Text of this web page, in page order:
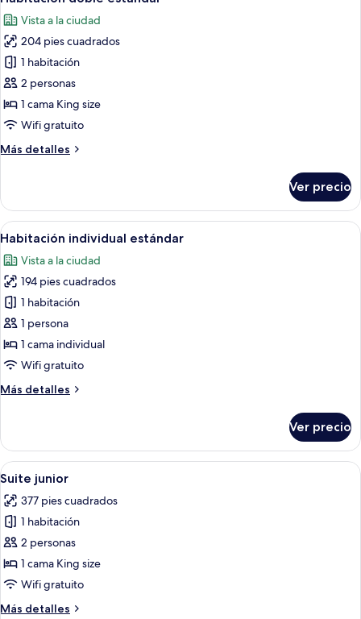
todas
las
fotos
de
Habitación
doble
estándar
Vista a la ciudad
204 pies cuadrados
1 habitación
2 personas
1 cama King size
Wifi gratuito
Más detalles
Más
doble
estándar
Ver precio
Abrir
todas
las
fotos
de
Habitación
individual
estándar
Habitación de hotel con una cama
12
Habitación individual estándar
Vista a la ciudad
194 pies cuadrados
1 habitación
1 persona
1 cama individual
Wifi gratuito
Más detalles
Más
individual
estándar
Ver precio
Abrir
todas
las
fotos
de
Suite
junior
Habitación de hotel con cama, un
9
Suite junior
377 pies cuadrados
1 habitación
2 personas
1 cama King size
Wifi gratuito
Más detalles
Más